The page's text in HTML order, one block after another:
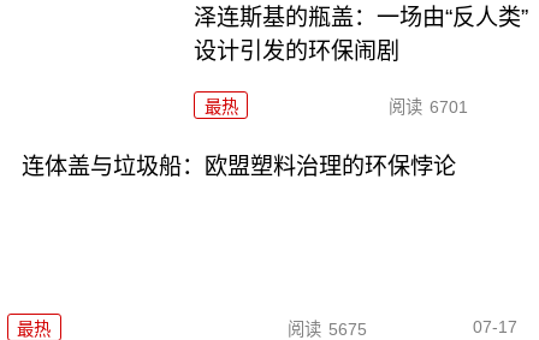
泽连斯基的瓶盖：一场由“反人类”
设计引发的环保闹剧
最热 阅读 6701
连体盖与垃圾船：欧盟塑料治理的环保悖论
最热 阅读 5675 07-17